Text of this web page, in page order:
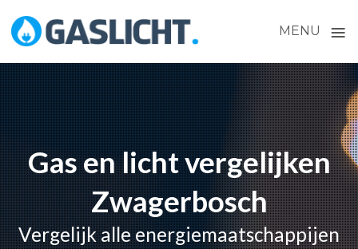
MENU ≡
Skip
to
content
Gas en licht vergelijken
Zwagerbosch
Vergelijk alle energiemaatschappijen